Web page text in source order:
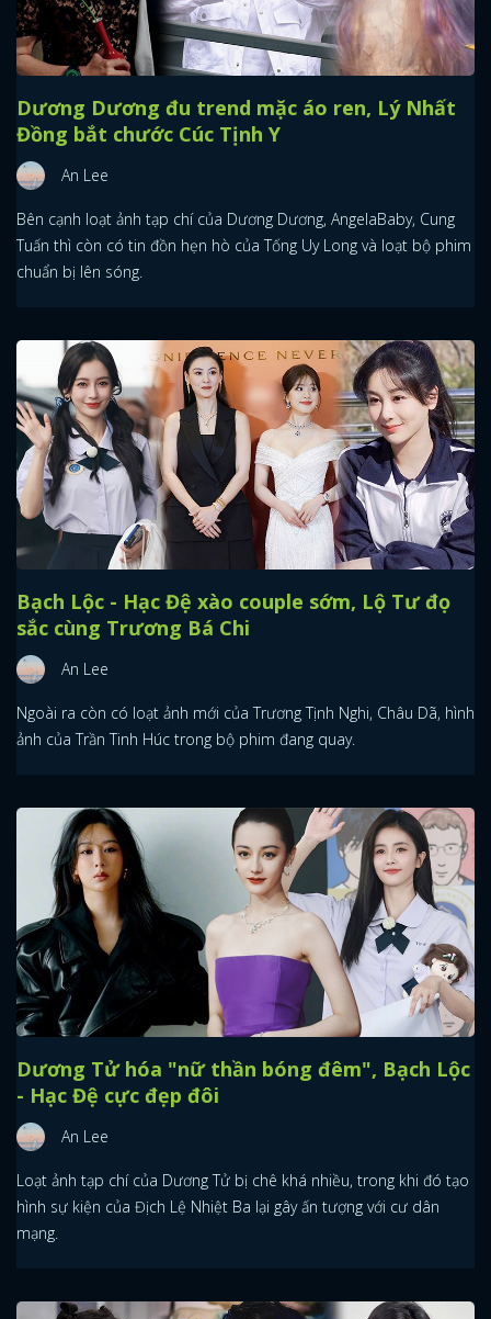
Dương Dương đu trend mặc áo ren, Lý Nhất
Đồng bắt chước Cúc Tịnh Y
An Lee
Bên cạnh loạt ảnh tạp chí của Dương Dương, AngelaBaby, Cung
Tuấn thì còn có tin đồn hẹn hò của Tống Uy Long và loạt bộ phim
chuẩn bị lên sóng.
Bạch Lộc - Hạc Đệ xào couple sớm, Lộ Tư đọ
sắc cùng Trương Bá Chi
An Lee
Ngoài ra còn có loạt ảnh mới của Trương Tịnh Nghi, Châu Dã, hình
ảnh của Trần Tinh Húc trong bộ phim đang quay.
Dương Tử hóa "nữ thần bóng đêm", Bạch Lộc
- Hạc Đệ cực đẹp đôi
An Lee
Loạt ảnh tạp chí của Dương Tử bị chê khá nhiều, trong khi đó tạo
hình sự kiện của Địch Lệ Nhiệt Ba lại gây ấn tượng với cư dân
mạng.